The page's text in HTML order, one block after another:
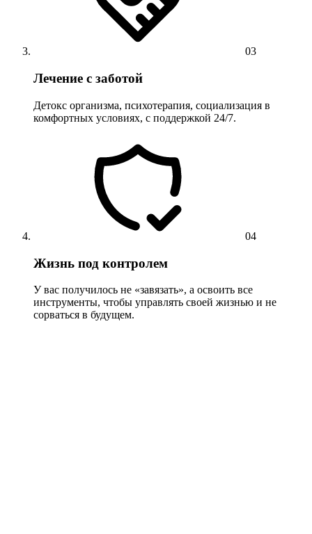
03
Лечение с заботой
Детокс организма, психотерапия, социализация в
комфортных условиях, с поддержкой 24/7.
04
Жизнь под контролем
У вас получилось не «завязать», а освоить все
инструменты, чтобы управлять своей жизнью и не
сорваться в будущем.